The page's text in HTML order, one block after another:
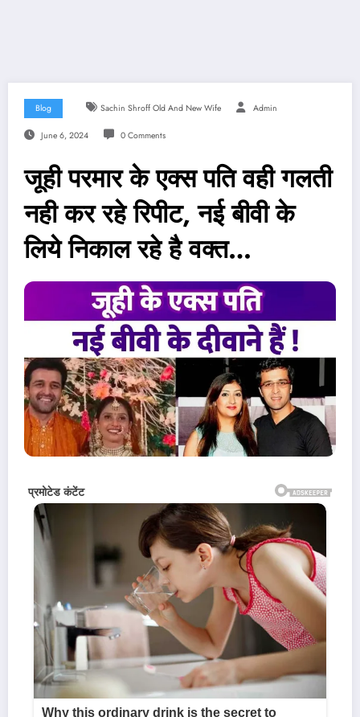
Blog Sachin Shroff Old And New Wife Admin
June 6, 2024 0 Comments
जूही परमार के एक्स पति वही गलती
नही कर रहे रिपीट, नई बीवी के
लिये निकाल रहे है वक्त…